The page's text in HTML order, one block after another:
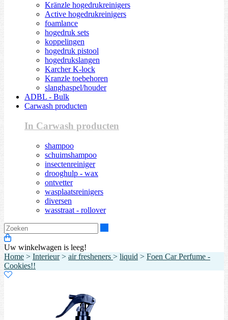
Kränzle hogedrukreinigers
Active hogedrukreinigers
foamlance
hogedruk sets
koppelingen
hogedruk pistool
hogedrukslangen
Karcher K-lock
Kranzle toebehoren
slanghaspel/houder
ADBL - Bulk
Carwash producten
In Carwash producten
shampoo
schuimshampoo
insectenreiniger
drooghulp - wax
ontvetter
wasplaatsreinigers
diversen
wasstraat - rollover
Uw winkelwagen is leeg!
Home > Interieur> air fresheners > liquid > Foen Car Perfume -
Cookies!!